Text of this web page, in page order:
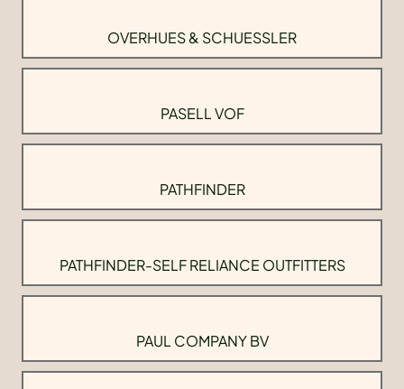
OVERHUES & SCHUESSLER
PASELL VOF
PATHFINDER
PATHFINDER-SELF RELIANCE OUTFITTERS
PAUL COMPANY BV